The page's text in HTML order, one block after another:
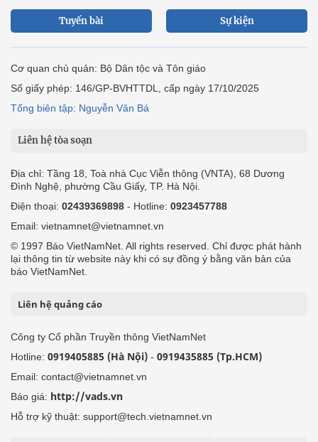
Tuyến bài Sự kiện
Cơ quan chủ quản: Bộ Dân tộc và Tôn giáo
Số giấy phép: 146/GP-BVHTTDL, cấp ngày 17/10/2025
Tổng biên tập: Nguyễn Văn Bá
Liên hệ tòa soạn
Địa chỉ: Tầng 18, Toà nhà Cục Viễn thông (VNTA), 68 Dương
Đình Nghệ, phường Cầu Giấy, TP. Hà Nội.
Điện thoại: 02439369898 - Hotline: 0923457788
Email: vietnamnet@vietnamnet.vn
© 1997 Báo VietNamNet. All rights reserved. Chỉ được phát hành
lại thông tin từ website này khi có sự đồng ý bằng văn bản của
báo VietNamNet.
Liên hệ quảng cáo
Công ty Cổ phần Truyền thông VietNamNet
Hotline: 0919405885 (Hà Nội) - 0919435885 (Tp.HCM)
Email: contact@vietnamnet.vn
Báo giá: http://vads.vn
Hỗ trợ kỹ thuật: support@tech.vietnamnet.vn